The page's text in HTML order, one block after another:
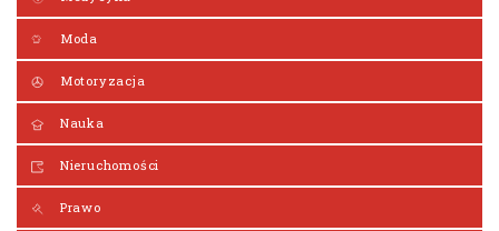
Moda
Motoryzacja
Nauka
Nieruchomości
Prawo